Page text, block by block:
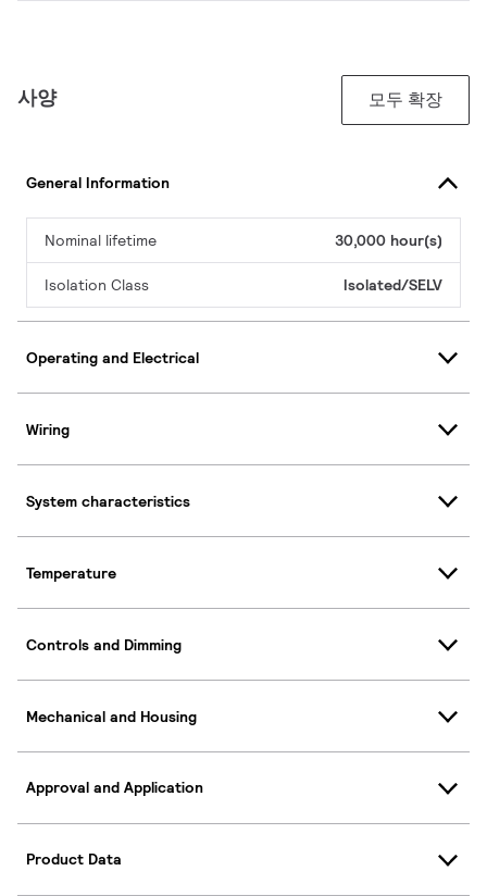
사양 모두 확장
General Information
Nominal lifetime 30,000 hour(s)
Isolation Class Isolated/SELV
Operating and Electrical
Wiring
System characteristics
Temperature
Controls and Dimming
Mechanical and Housing
Approval and Application
Product Data